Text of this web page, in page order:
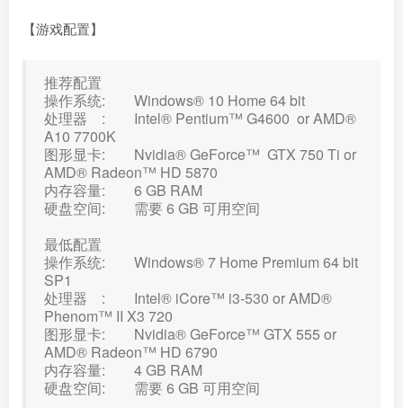
【游戏配置】
推荐配置
操作系统: Windows® 10 Home 64 bit
处理器 : Intel® Pentium™ G4600 or AMD®
A10 7700K
图形显卡: Nvidia® GeForce™ GTX 750 Ti or
AMD® Radeon™ HD 5870
内存容量: 6 GB RAM
硬盘空间: 需要 6 GB 可用空间
最低配置
操作系统: Windows® 7 Home Premium 64 bit
SP1
处理器 : Intel® iCore™ i3-530 or AMD®
Phenom™ II X3 720
图形显卡: Nvidia® GeForce™ GTX 555 or
AMD® Radeon™ HD 6790
内存容量: 4 GB RAM
硬盘空间: 需要 6 GB 可用空间